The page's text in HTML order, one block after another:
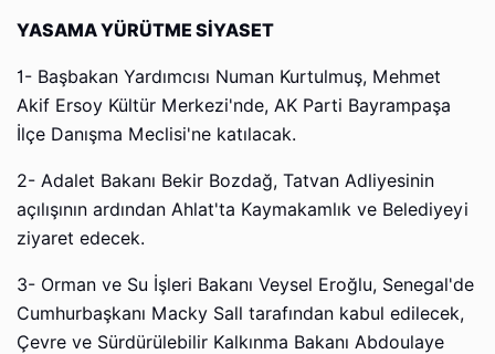
YASAMA YÜRÜTME SİYASET
1- Başbakan Yardımcısı Numan Kurtulmuş, Mehmet
Akif Ersoy Kültür Merkezi'nde, AK Parti Bayrampaşa
İlçe Danışma Meclisi'ne katılacak.
2- Adalet Bakanı Bekir Bozdağ, Tatvan Adliyesinin
açılışının ardından Ahlat'ta Kaymakamlık ve Belediyeyi
ziyaret edecek.
3- Orman ve Su İşleri Bakanı Veysel Eroğlu, Senegal'de
Cumhurbaşkanı Macky Sall tarafından kabul edilecek,
Çevre ve Sürdürülebilir Kalkınma Bakanı Abdoulaye